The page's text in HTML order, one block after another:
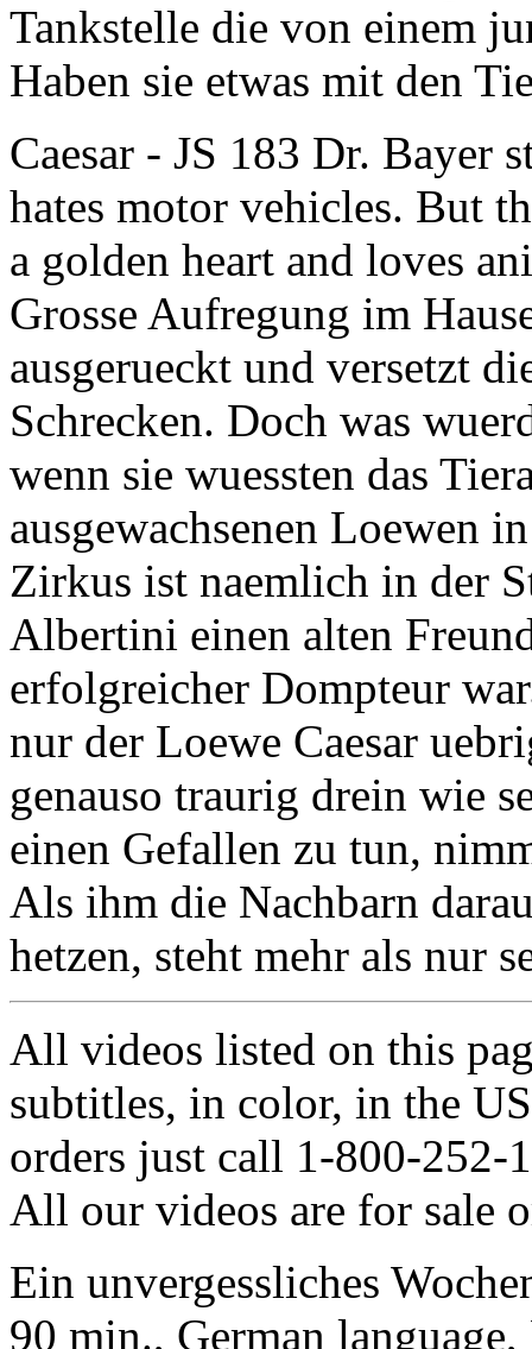
Tankstelle die von einem
Haben sie etwas mit den
Caesar - JS 183 Dr. Bayer
hates motor vehicles. But
a golden heart and loves
Grosse Aufregung im
ausgerueckt und versetzt
Schrecken. Doch was
wenn sie wuessten das
ausgewachsenen Loewen
Zirkus ist naemlich in der
Albertini einen alten
erfolgreicher Dompteur
nur der Loewe Caesar
genauso traurig drein wie
einen Gefallen zu tun,
Als ihm die Nachbarn
hetzen, steht mehr als nur
All videos listed on this
subtitles, in color, in the
orders just call 1-800-252-
All our videos are for sale
Ein unvergessliches
90 min., German